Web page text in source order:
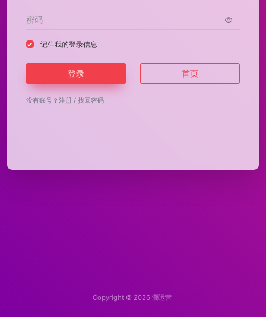
记住我的登录信息
登录 首页
没有账号？ 注册 / 找回密码
Copyright © 2026 潮运营